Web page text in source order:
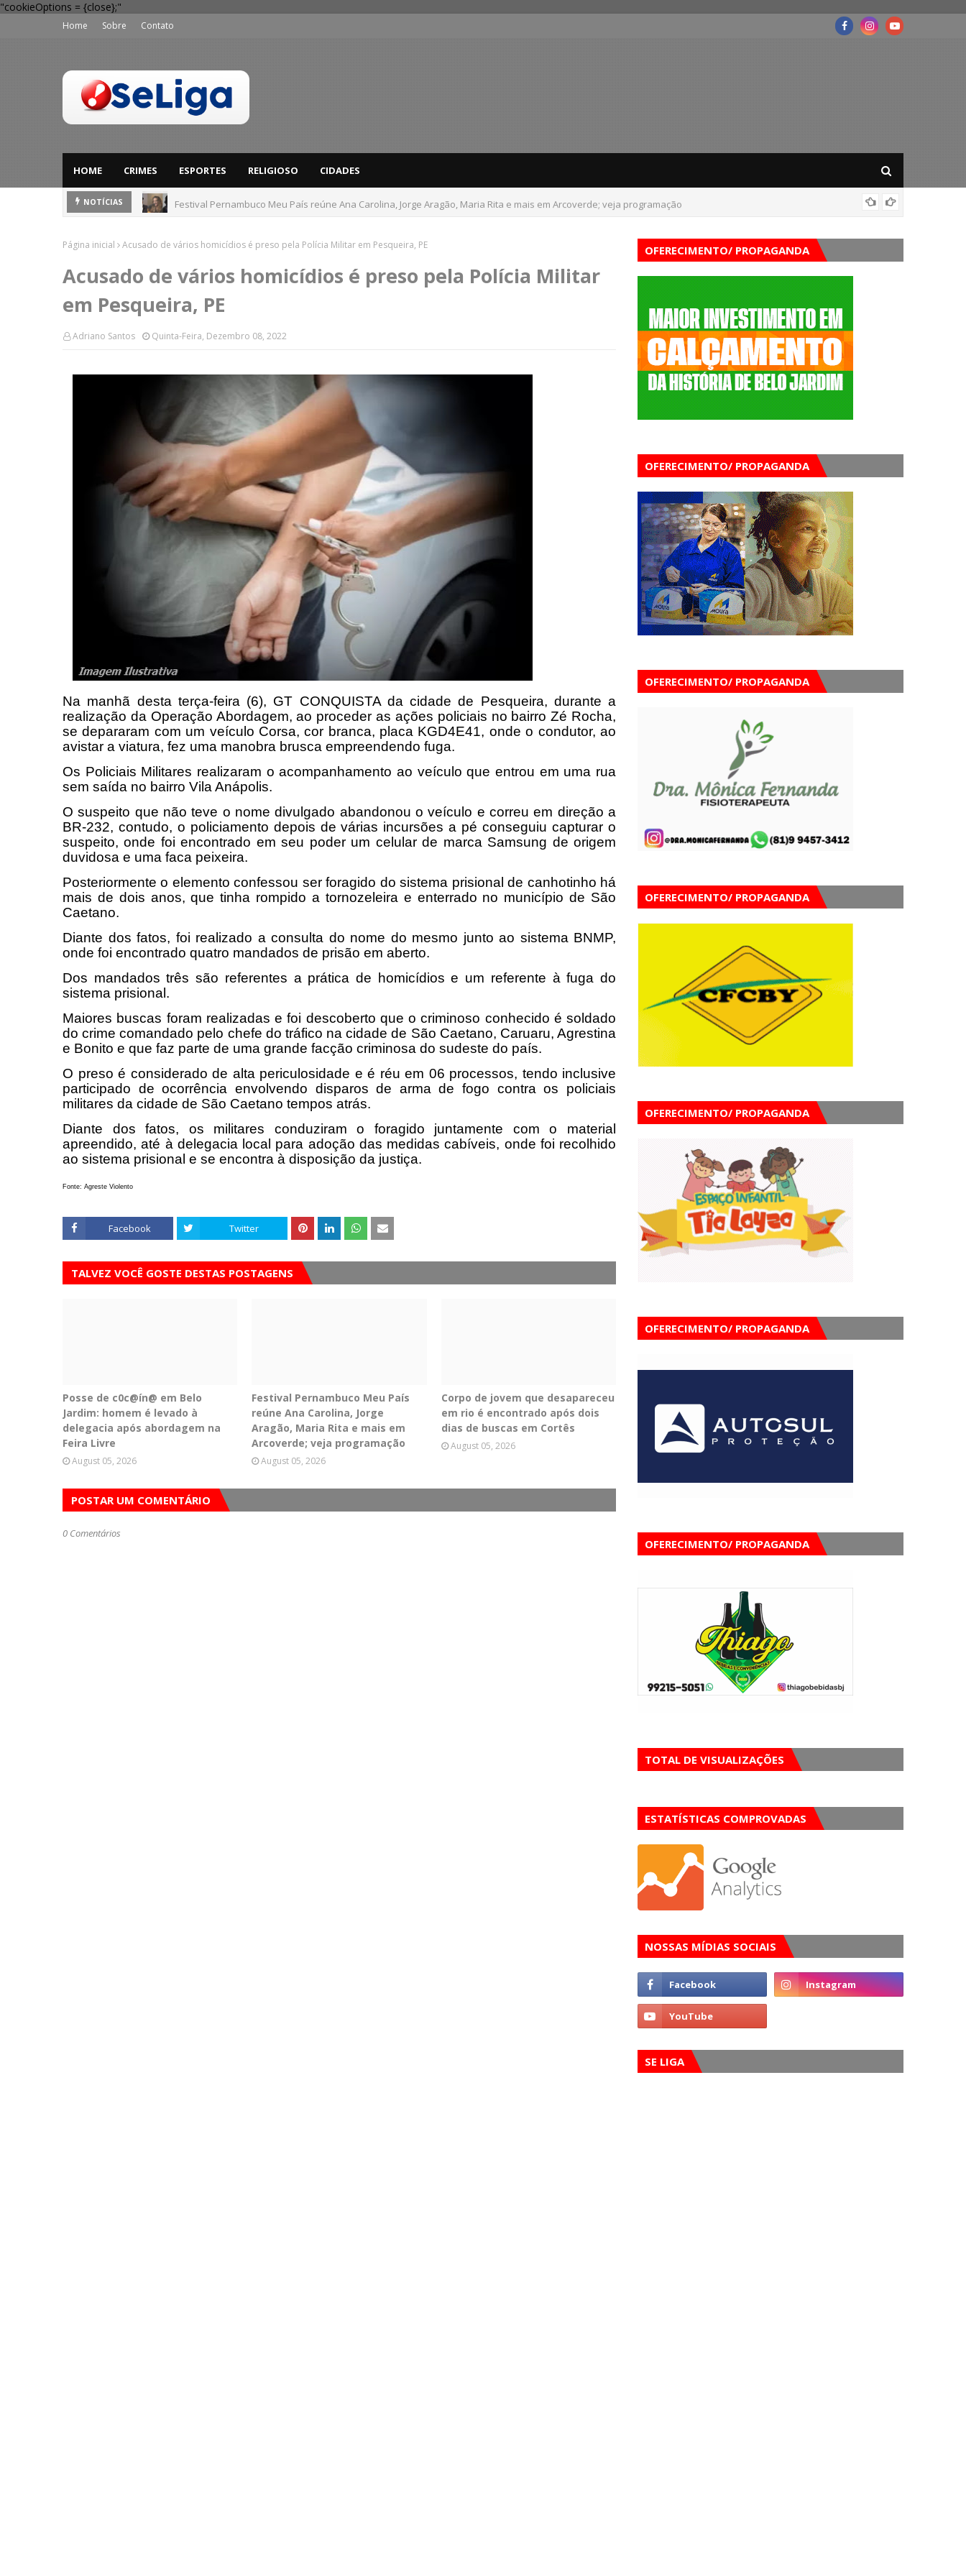
"cookieOptions = {close};"
Home Sobre Contato
HOME CRIMES ESPORTES RELIGIOSO CIDADES
NOTÍCIAS Festival Pernambuco Meu País reúne Ana Carolina, Jorge Aragão, Maria Rita e mais em Arcoverde; veja programação
Página inicial Acusado de vários homicídios é preso pela Polícia Militar em Pesqueira, PE
Acusado de vários homicídios é preso pela Polícia Militar
em Pesqueira, PE
Adriano Santos Quinta-Feira, Dezembro 08, 2022
Na manhã desta terça-feira (6), GT CONQUISTA da cidade de Pesqueira, durante a
realização da Operação Abordagem, ao proceder as ações policiais no bairro Zé Rocha,
se depararam com um veículo Corsa, cor branca, placa KGD4E41, onde o condutor, ao
avistar a viatura, fez uma manobra brusca empreendendo fuga.
Os Policiais Militares realizaram o acompanhamento ao veículo que entrou em uma rua
sem saída no bairro Vila Anápolis.
O suspeito que não teve o nome divulgado abandonou o veículo e correu em direção a
BR-232, contudo, o policiamento depois de várias incursões a pé conseguiu capturar o
suspeito, onde foi encontrado em seu poder um celular de marca Samsung de origem
duvidosa e uma faca peixeira.
Posteriormente o elemento confessou ser foragido do sistema prisional de canhotinho há
mais de dois anos, que tinha rompido a tornozeleira e enterrado no município de São
Caetano.
Diante dos fatos, foi realizado a consulta do nome do mesmo junto ao sistema BNMP,
onde foi encontrado quatro mandados de prisão em aberto.
Dos mandados três são referentes a prática de homicídios e um referente à fuga do
sistema prisional.
Maiores buscas foram realizadas e foi descoberto que o criminoso conhecido é soldado
do crime comandado pelo chefe do tráfico na cidade de São Caetano, Caruaru, Agrestina
e Bonito e que faz parte de uma grande facção criminosa do sudeste do país.
O preso é considerado de alta periculosidade e é réu em 06 processos, tendo inclusive
participado de ocorrência envolvendo disparos de arma de fogo contra os policiais
militares da cidade de São Caetano tempos atrás.
Diante dos fatos, os militares conduziram o foragido juntamente com o material
apreendido, até à delegacia local para adoção das medidas cabíveis, onde foi recolhido
ao sistema prisional e se encontra à disposição da justiça.
Fonte: Agreste Violento
Facebook Twitter
TALVEZ VOCÊ GOSTE DESTAS POSTAGENS
Posse de c0c@ín@ em Belo
Jardim: homem é levado à
delegacia após abordagem na
Feira Livre
August 05, 2026
Festival Pernambuco Meu País
reúne Ana Carolina, Jorge
Aragão, Maria Rita e mais em
Arcoverde; veja programação
August 05, 2026
Corpo de jovem que desapareceu
em rio é encontrado após dois
dias de buscas em Cortês
August 05, 2026
POSTAR UM COMENTÁRIO
0 Comentários
OFERECIMENTO/ PROPAGANDA
OFERECIMENTO/ PROPAGANDA
OFERECIMENTO/ PROPAGANDA
OFERECIMENTO/ PROPAGANDA
OFERECIMENTO/ PROPAGANDA
OFERECIMENTO/ PROPAGANDA
OFERECIMENTO/ PROPAGANDA
TOTAL DE VISUALIZAÇÕES
ESTATÍSTICAS COMPROVADAS
NOSSAS MÍDIAS SOCIAIS
SE LIGA